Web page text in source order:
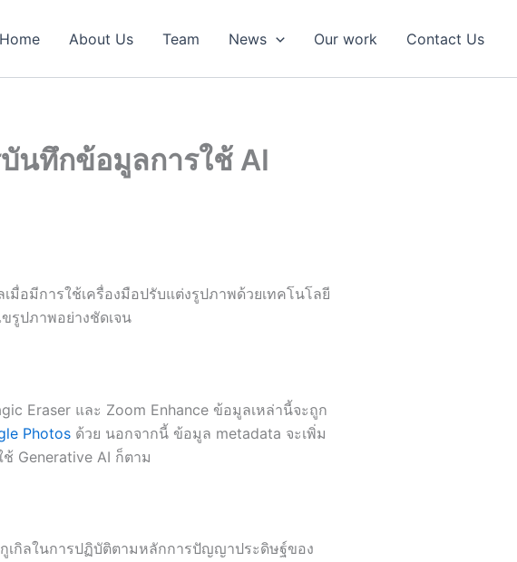
Home About Us Team News Our work Contact Us
นทึกข้อมูลการใช้ AI
มื่อมีการใช้เครื่องมือปรับแต่งรูปภาพด้วยเทคโนโลยี
รูปภาพอย่างชัดเจน
Eraser และ Zoom Enhance ข้อมูลเหล่านี้จะถูก
Photos ด้วย นอกจากนี้ ข้อมูล metadata จะเพิ่ม
Generative AI ก็ตาม
เกิลในการปฏิบัติตามหลักการปัญญาประดิษฐ์ของ